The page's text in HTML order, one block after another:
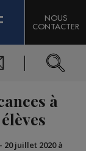
NOUS
CONTACTER
à
- 20 juillet 2020 à